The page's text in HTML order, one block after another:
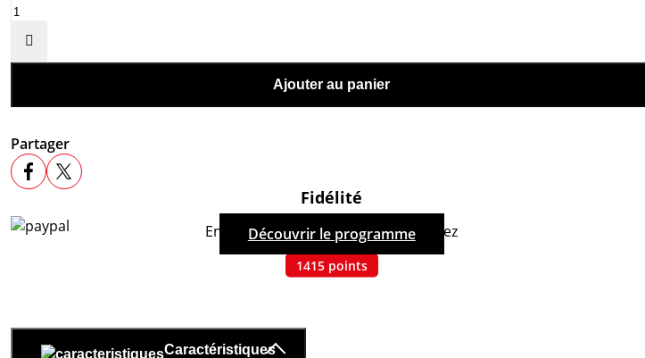

Ajouter au panier
Partager
Fidélité
En achetant ce produit, vous cumulez
1415 points
Découvrir le programme
Caractéristiques